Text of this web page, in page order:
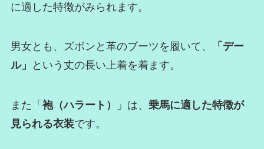
に適した特徴がみられます。
男女とも、ズボンと革のブーツを履いて、
「デー
ル」
という丈の長い上着を着ます。
また「 袍（ハラート） 」は、 乗馬に適した特徴が
見られる衣装です。